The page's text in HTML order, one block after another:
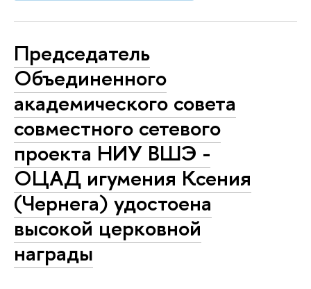
Председатель
Объединенного
академического совета
совместного сетевого
проекта НИУ ВШЭ -
ОЦАД игумения Ксения
(Чернега) удостоена
высокой церковной
награды